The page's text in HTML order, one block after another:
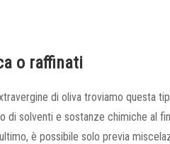
o raffinati
di oliva troviamo questa
di solventi e sostanze chimiche al
è possibile solo previa